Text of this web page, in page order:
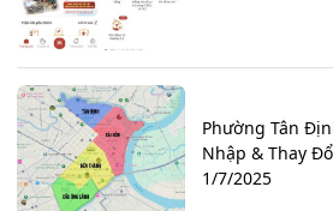
Phường Tân
Nhập & Thay
1/7/2025